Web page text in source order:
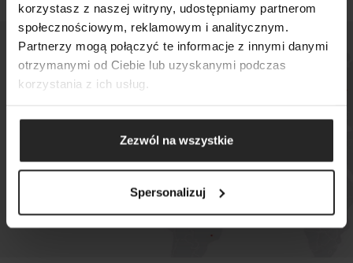
korzystasz z naszej witryny, udostępniamy partnerom
społecznościowym, reklamowym i analitycznym.
Partnerzy mogą połączyć te informacje z innymi danymi
otrzymanymi od Ciebie lub uzyskanymi podczas
korzystania z ich usług.
Zezwól na wszystkie
Spersonalizuj
MAPA SKLEPÓW
SZUKAJ